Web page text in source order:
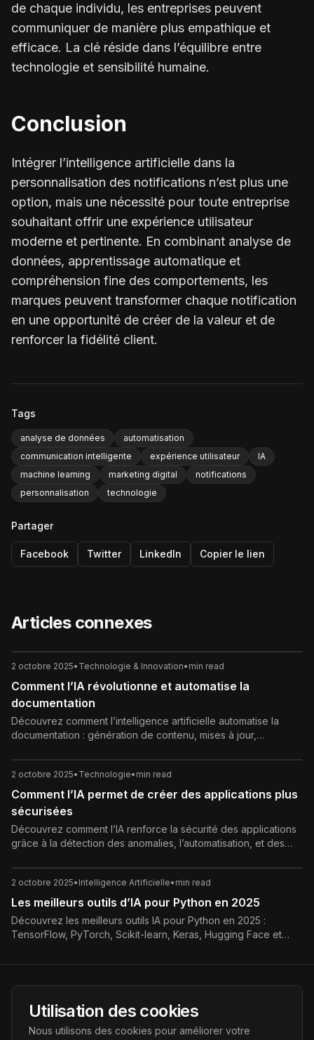
de chaque individu, les entreprises peuvent
communiquer de manière plus empathique et
efficace. La clé réside dans l’équilibre entre
technologie et sensibilité humaine.
Conclusion
Intégrer l’intelligence artificielle dans la
personnalisation des notifications n’est plus une
option, mais une nécessité pour toute entreprise
souhaitant offrir une expérience utilisateur
moderne et pertinente. En combinant analyse de
données, apprentissage automatique et
compréhension fine des comportements, les
marques peuvent transformer chaque notification
en une opportunité de créer de la valeur et de
renforcer la fidélité client.
Tags
analyse de données
automatisation
communication intelligente
expérience utilisateur
IA
machine learning
marketing digital
notifications
personnalisation
technologie
Partager
Facebook Twitter LinkedIn Copier le lien
Articles connexes
2 octobre 2025• Technologie & Innovation• min read
Comment l’IA révolutionne et automatise la
documentation
Découvrez comment l’intelligence artificielle automatise la
documentation : génération de contenu, mises à jour,
2 octobre 2025• Technologie• min read
Comment l’IA permet de créer des applications plus
sécurisées
Découvrez comment l’IA renforce la sécurité des applications
grâce à la détection des anomalies, l’automatisation, et des
2 octobre 2025• Intelligence Artificielle• min read
Les meilleurs outils d’IA pour Python en 2025
Découvrez les meilleurs outils IA pour Python en 2025 :
TensorFlow, PyTorch, Scikit-learn, Keras, Hugging Face et
AI Futur
Portail de l'avenir de l'intelligence artificielle, vous aidant à
Utilisation des cookies
Nous utilisons des cookies pour améliorer votre